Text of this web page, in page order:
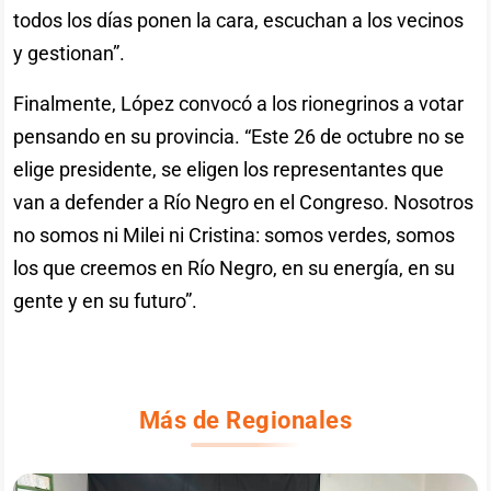
todos los días ponen la cara, escuchan a los vecinos
y gestionan”.
Finalmente, López convocó a los rionegrinos a votar
pensando en su provincia. “Este 26 de octubre no se
elige presidente, se eligen los representantes que
van a defender a Río Negro en el Congreso. Nosotros
no somos ni Milei ni Cristina: somos verdes, somos
los que creemos en Río Negro, en su energía, en su
gente y en su futuro”.
Más de Regionales